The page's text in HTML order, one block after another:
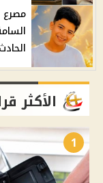
مصرع
الحادث
الأكثر
1